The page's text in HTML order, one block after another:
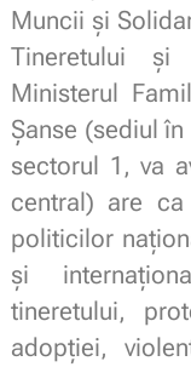
Muncii și
Tineretului și
Ministerul
Șanse (sediul
sectorul 1, va
central) are ca
politicilor
și
tineretului,
adopției,